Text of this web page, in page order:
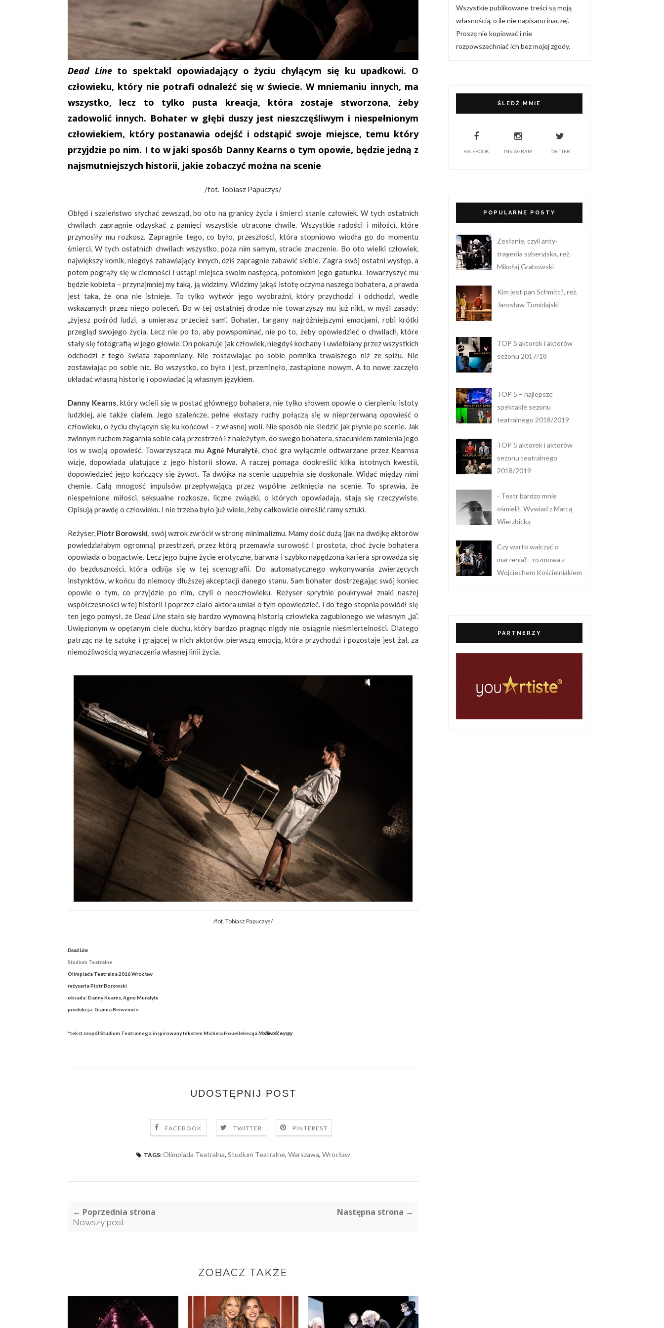
Dead Lineto spektakl opowiadający o życiu chylącym się ku upadkowi. O
człowieku, który nie potrafi odnaleźć się w świecie. W mniemaniu innych, ma
wszystko, lecz to tylko pusta kreacja, która zostaje stworzona, żeby
zadowolić innych. Bohater w głębi duszy jest nieszczęśliwym i niespełnionym
człowiekiem, który postanawia odejść i odstąpić swoje miejsce, temu który
przyjdzie po nim. I to w jaki sposób Danny Kearns o tym opowie, będzie jedną z
najsmutniejszych historii, jakie zobaczyć można na scenie
/fot. Tobiasz Papuczys/
Obłęd i szaleństwo słychać zewsząd, bo oto na granicy życia i śmierci stanie człowiek. W tych ostatnich
chwilach zapragnie odzyskać z pamięci wszystkie utracone chwile. Wszystkie radości i miłości, które
przynosiły mu rozkosz. Zapragnie tego, co było, przeszłości, która stopniowo wiodła go do momentu
śmierci. W tych ostatnich chwilach wszystko, poza nim samym, stracie znaczenie. Bo oto wielki człowiek,
największy komik, niegdyś zabawiający innych, dziś zapragnie zabawić siebie. Zagra swój ostatni występ, a
potem pogrąży się w ciemności i ustąpi miejsca swoim następcą, potomkom jego gatunku. Towarzyszyć mu
będzie kobieta – przynajmniej my taką, ją widzimy. Widzimy jakąś istotę oczyma naszego bohatera, a prawda
jest taka, że ona nie istnieje. To tylko wytwór jego wyobraźni, który przychodzi i odchodzi, wedle
wskazanych przez niego poleceń. Bo w tej ostatniej drodze nie towarzyszy mu już nikt, w myśl zasady:
„żyjesz pośród ludzi, a umierasz przecież sam”. Bohater, targany najróżniejszymi emocjami, robi krótki
przegląd swojego życia. Lecz nie po to, aby powspominać, nie po to, żeby opowiedzieć o chwilach, które
stały się fotografią w jego głowie. On pokazuje jak człowiek, niegdyś kochany i uwielbiany przez wszystkich
odchodzi z tego świata zapomniany. Nie zostawiając po sobie pomnika trwalszego niż ze spiżu. Nie
zostawiając po sobie nic. Bo wszystko, co było i jest, przeminęło, zastąpione nowym. A to nowe zaczęło
układać własną historię i opowiadać ją własnym językiem.
Danny Kearns, który wcieli się w postać głównego bohatera, nie tylko słowem opowie o cierpieniu istoty
ludzkiej, ale także ciałem. Jego szaleńcze, pełne ekstazy ruchy połączą się w nieprzerwaną opowieść o
człowieku, o życiu chylącym się ku końcowi – z własnej woli. Nie sposób nie śledzić jak płynie po scenie. Jak
zwinnym ruchem zagarnia sobie całą przestrzeń i z należytym, do swego bohatera, szacunkiem zamienia jego
los w swoją opowieść. Towarzysząca mu Agnė Muralytė, choć gra wyłącznie odtwarzane przez Kearnsa
wizje, dopowiada ulatujące z jego historii słowa. A raczej pomaga dookreślić kilka istotnych kwestii,
dopowiedzieć jego kończący się żywot. Ta dwójka na scenie uzupełnia się doskonale. Widać między nimi
chemie. Całą mnogość impulsów przepływającą przez wspólne zetknięcia na scenie. To sprawia, że
niespełnione miłości, seksualne rozkosze, liczne związki, o których opowiadają, stają się rzeczywiste.
Opisują prawdę o człowieku. I nie trzeba było już wiele, żeby całkowicie określić ramy sztuki.
Reżyser, Piotr Borowski, swój wzrok zwrócił w stronę minimalizmu. Mamy dość dużą (jak na dwójkę aktorów
powiedziałabym ogromną) przestrzeń, przez którą przemawia surowość i prostota, choć życie bohatera
opowiada o bogactwie. Lecz jego bujne życie erotyczne, barwna i szybko napędzona kariera sprowadza się
do bezduszności, która odbija się w tej scenografii. Do automatycznego wykonywania zwierzęcych
instynktów, w końcu do niemocy dłuższej akceptacji danego stanu. Sam bohater dostrzegając swój koniec
opowie o tym, co przyjdzie po nim, czyli o neoczłowieku. Reżyser sprytnie poukrywał znaki naszej
współczesności w tej historii i poprzez ciało aktora umiał o tym opowiedzieć. I do tego stopnia powiódł się
ten jego pomysł, że Dead Line stało się bardzo wymowną historią człowieka zagubionego we własnym „ja”.
Uwięzionym w opętanym ciele duchu, który bardzo pragnąc nigdy nie osiągnie nieśmiertelności. Dlatego
patrząc na tę sztukę i grającej w nich aktorów pierwszą emocją, która przychodzi i pozostaje jest żal, za
niemożliwością wyznaczenia własnej linii życia.
/fot. Tobiasz Papuczys/
Dead Line
Studium Teatralne
Olimpiada Teatralna 2016 Wrocław
reżyseria Piotr Borowski
obsada: Danny Kearns, Agne Muralyte
produkcja: Gianna Benvenuto
*tekst zespół Studium Teatralnego inspirowany tekstem Michela HouellebecqaMożliwość wyspy
UDOSTĘPNIJ POST
FACEBOOK TWITTER PINTEREST
TAGS: Olimpiada Teatralna, Studium Teatralne, Warszawa, Wrocław
← Poprzednia strona
Nowszy post
Następna strona →
ZOBACZ TAKŻE
Wszystkie publikowane treści są moją
własnością, o ile nie napisano inaczej.
Proszę nie kopiować i nie
rozpowszechniać ich bez mojej zgody.
ŚLEDŹ MNIE
FACEBOOK INSTAGRAM TWITTER
POPULARNE POSTY
Zesłanie, czyli anty-
tragedia syberyjska, reż.
Mikołaj Grabowski
Kim jest pan Schmitt?, reż.
Jarosław Tumidajski
TOP 5 aktorek i aktorów
sezonu 2017/18
TOP 5 – najlepsze
spektakle sezonu
teatralnego 2018/2019
TOP 5 aktorek i aktorów
sezonu teatralnego
2018/2019
- Teatr bardzo mnie
ośmielił. Wywiad z Martą
Wierzbicką
Czy warto walczyć o
marzenia? - rozmowa z
Wojciechem Kościelniakiem
PARTNERZY